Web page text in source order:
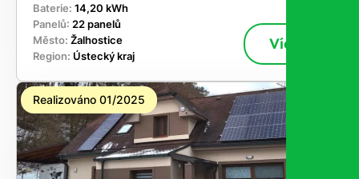
Baterie: 14,20 kWh
Panelů: 22 panelů
Město: Žalhostice
Region: Ústecký kraj
Více
Realizováno 01/2025